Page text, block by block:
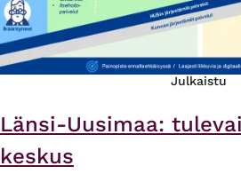
Julkaistu
Länsi-Uusimaa:
keskus